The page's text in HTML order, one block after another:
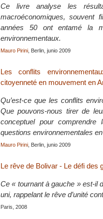
Ce livre analyse les
macroéconomiques, souvent
années 50 ont entamé la
environnementaux.
Mauro Pirini , Berlin, junio 2009
Les conflits
citoyenneté en mouvement en
Qu’est-ce que les conflits
Que pouvons-nous tirer de
conceptuel pour
questions environnementales
Mauro Pirini , Berlin, junio 2009
Le rêve de Bolivar - Le défi des
Ce « tournant à gauche » est-il
uni, rappelant le rêve d’unité
Paris, 2008